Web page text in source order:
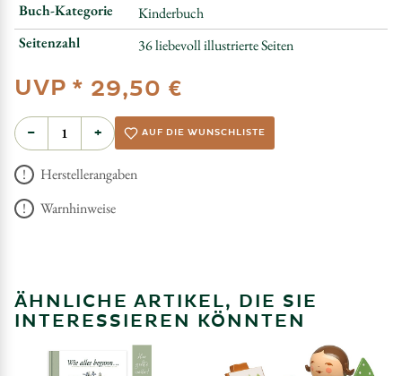
Buch-Kategorie
Kinderbuch
Seitenzahl
36 liebevoll illustrierte Seiten
UVP * 29,50 €
− + AUF DIE WUNSCHLISTE
Herstellerangaben
Warnhinweise
ÄHNLICHE ARTIKEL, DIE SIE
INTERESSIEREN KÖNNTEN